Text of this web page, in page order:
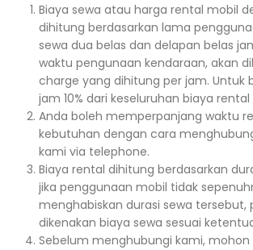
Biaya sewa atau harga rental mobil
dihitung berdasarkan lama
sewa dua belas dan delapan belas
waktu pengunaan kendaraan, akan
charge yang dihitung per jam. Untuk
jam 10% dari keseluruhan biaya rental
Anda boleh memperpanjang waktu
kebutuhan dengan cara
kami via telephone.
Biaya rental dihitung berdasarkan
jika penggunaan mobil tidak
menghabiskan durasi sewa
dikenakan biaya sewa sesuai
Sebelum menghubungi kami,